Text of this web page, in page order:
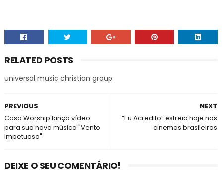
RELATED POSTS
universal music christian group
NEXT
“Eu Acredito” estreia hoje nos
cinemas brasileiros
PREVIOUS
Casa Worship lança vídeo
para sua nova música "Vento
Impetuoso"
DEIXE O SEU COMENTÁRIO!